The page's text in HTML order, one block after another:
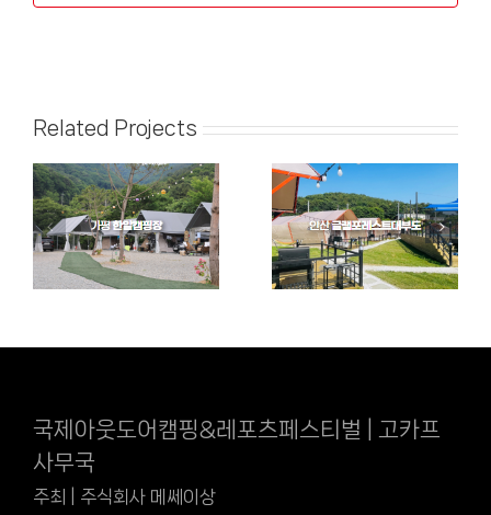
Related Projects
국제아웃도어캠핑&레포츠페스티벌 | 고카프
사무국
주최 | 주식회사 메쎄이상